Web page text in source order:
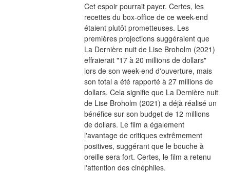
Cet espoir pourrait payer. Certes, les
recettes du box-office de ce week-end
étaient plutôt prometteuses. Les
premières projections suggéraient que
La Dernière nuit de Lise Broholm (2021)
effraierait "17 à 20 millions de dollars"
lors de son week-end d'ouverture, mais
son total a été rapporté à 27 millions de
dollars. Cela signifie que La Dernière nuit
de Lise Broholm (2021) a déjà réalisé un
bénéfice sur son budget de 12 millions
de dollars. Le film a également
l'avantage de critiques extrêmement
positives, suggérant que le bouche à
oreille sera fort. Certes, le film a retenu
l'attention des cinéphiles.